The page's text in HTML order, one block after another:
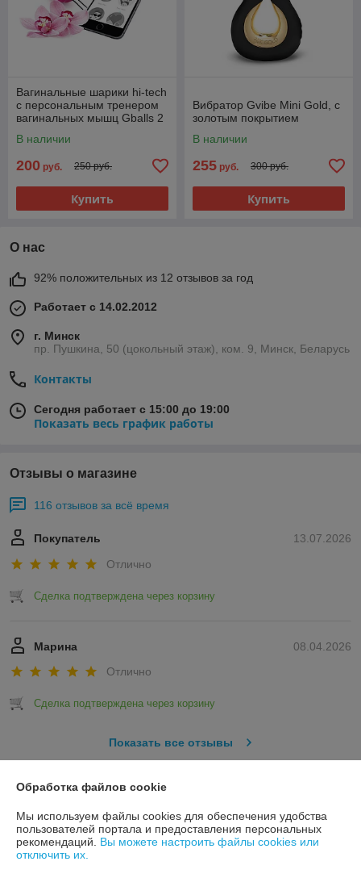
Вагинальные шарики hi-tech
с персональным тренером
вагинальных мышц Gballs 2
В наличии
200 руб. 250 руб.
Купить
Вибратор Gvibe Mini Gold, с
золотым покрытием
В наличии
255 руб. 300 руб.
Купить
О нас
92% положительных из 12 отзывов за год
Работает с 14.02.2012
г. Минск
пр. Пушкина, 50 (цокольный этаж), ком. 9, Минск, Беларусь
Контакты
Сегодня работает с 15:00 до 19:00
Показать весь график работы
Отзывы о магазине
116 отзывов за всё время
13.07.2026
Покупатель
Отлично
Сделка подтверждена через корзину
08.04.2026
Марина
Отлично
Сделка подтверждена через корзину
Показать все отзывы
О нас
Контакты
Обработка файлов cookie
Мы используем файлы cookies для обеспечения удобства
пользователей портала и предоставления персональных
рекомендаций. Вы можете настроить файлы cookies или
отключить их.